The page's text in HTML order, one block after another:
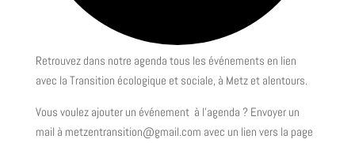
Retrouvez dans notre agenda tous les événements en lien
avec la Transition écologique et sociale, à Metz et alentours.
Vous voulez ajouter un événement à l’agenda ? Envoyer un
mail à metzentransition@gmail.com avec un lien vers la page